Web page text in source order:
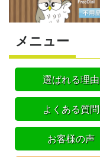
メニュー
選ばれる理由
よくある質問
お客様の声